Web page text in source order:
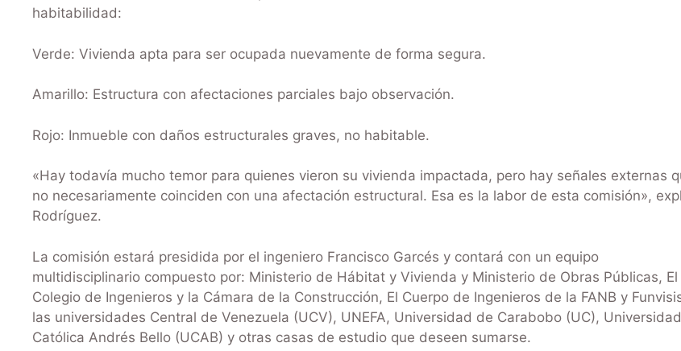
habitabilidad:
Verde: Vivienda apta para ser ocupada nuevamente de forma segura.
Amarillo: Estructura con afectaciones parciales bajo observación.
Rojo: Inmueble con daños estructurales graves, no habitable.
«Hay todavía mucho temor para quienes vieron su vivienda impactada, pero hay señales externas
no necesariamente coinciden con una afectación estructural. Esa es la labor de esta comisión»,
Rodríguez.
La comisión estará presidida por el ingeniero Francisco Garcés y contará con un equipo
multidisciplinario compuesto por: Ministerio de Hábitat y Vivienda y Ministerio de Obras Públicas, El
Colegio de Ingenieros y la Cámara de la Construcción, El Cuerpo de Ingenieros de la FANB y
las universidades Central de Venezuela (UCV), UNEFA, Universidad de Carabobo (UC), Universidad
Católica Andrés Bello (UCAB) y otras casas de estudio que deseen sumarse.